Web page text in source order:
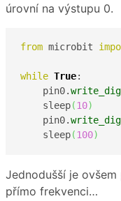
úrovní na výstupu 0.
from microbit
while True:
    pin0.
    sleep
(10)
    pin0.
    sleep
(100)
Jednodušší je
přímo frekvenci…